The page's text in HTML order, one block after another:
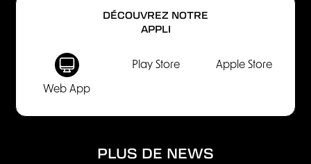
DÉCOUVREZ NOTRE
APPLI
Web App
Play Store Apple Store
PLUS DE NEWS